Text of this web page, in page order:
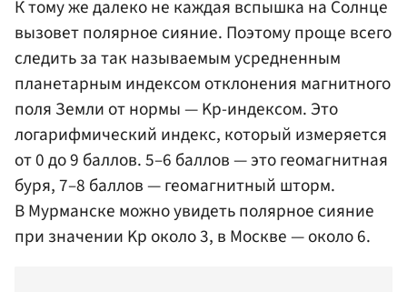
К тому же далеко не каждая вспышка на Солнце
вызовет полярное сияние. Поэтому проще всего
следить за так называемым усредненным
планетарным индексом отклонения магнитного
поля Земли от нормы — Kp-индексом. Это
логарифмический индекс, который измеряется
от 0 до 9 баллов. 5–6 баллов — это геомагнитная
буря, 7–8 баллов — геомагнитный шторм.
В Мурманске можно увидеть полярное сияние
при значении Kp около 3, в Москве — около 6.